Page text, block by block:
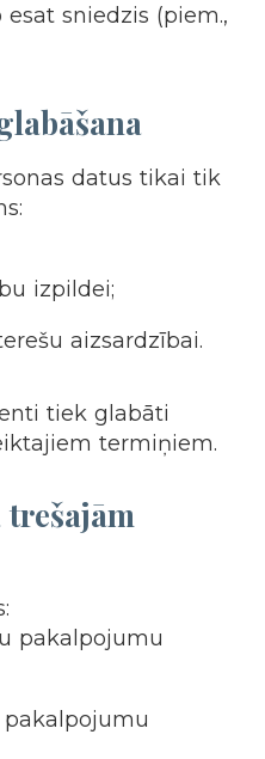
sniedzis (piem.,
datus tikai tik
izpildei;
aizsardzībai.
tiek glabāti
termiņiem.
trešajām
pakalpojumu